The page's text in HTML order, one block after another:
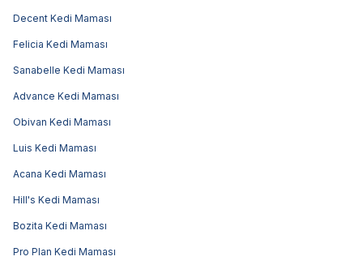
Decent Kedi Maması
Felicia Kedi Maması
Sanabelle Kedi Maması
Advance Kedi Maması
Obivan Kedi Maması
Luis Kedi Maması
Acana Kedi Maması
Hill's Kedi Maması
Bozita Kedi Maması
Pro Plan Kedi Maması